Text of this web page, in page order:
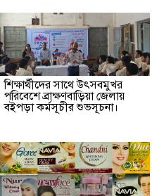
শিক্ষার্থীদের সাথে উৎসবমুখর
পরিবেশে ব্রাক্ষণবাড়িয়া জেলায়
বইপড়া কর্মসূচীর শুভসূচনা।